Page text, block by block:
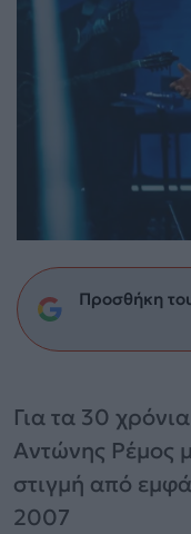
Προσθήκη
Για τα 30
Αντώνης Ρέμος
στιγμή από
2007